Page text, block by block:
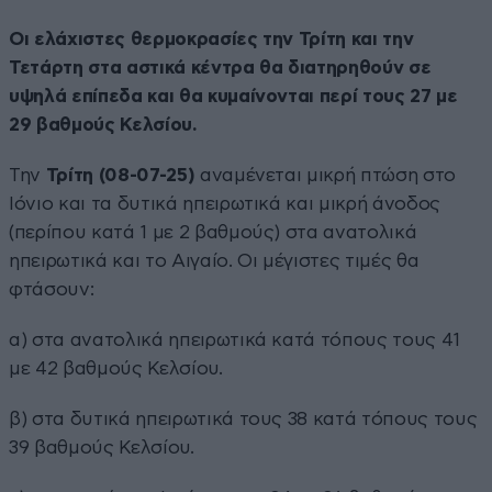
Οι ελάχιστες θερμοκρασίες την Τρίτη και την
Τετάρτη στα αστικά κέντρα θα διατηρηθούν σε
υψηλά επίπεδα και θα κυμαίνονται περί τους 27 με
29 βαθμούς Κελσίου.
Την Τρίτη (08-07-25) αναμένεται μικρή πτώση στο
Ιόνιο και τα δυτικά ηπειρωτικά και μικρή άνοδος
(περίπου κατά 1 με 2 βαθμούς) στα ανατολικά
ηπειρωτικά και το Αιγαίο. Οι μέγιστες τιμές θα
φτάσουν:
α) στα ανατολικά ηπειρωτικά κατά τόπους τους 41
με 42 βαθμούς Κελσίου.
β) στα δυτικά ηπειρωτικά τους 38 κατά τόπους τους
39 βαθμούς Κελσίου.